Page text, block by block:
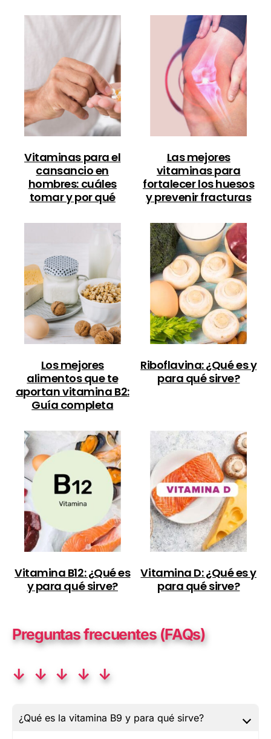
Vitaminas para el
cansancio en
hombres: cuáles
tomar y por qué
Las mejores
vitaminas para
fortalecer los huesos
y prevenir fracturas
Los mejores
alimentos que te
aportan vitamina B2:
Guía completa
Riboflavina: ¿Qué es y
para qué sirve?
Vitamina B12: ¿Qué es
y para qué sirve?
Vitamina D: ¿Qué es y
para qué sirve?
Preguntas frecuentes (FAQs)
↓ ↓ ↓ ↓ ↓
¿Qué es la vitamina B9 y para qué sirve?